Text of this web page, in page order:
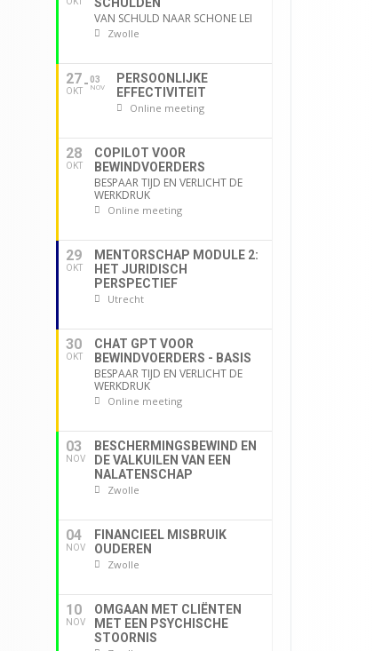
VAN SCHULD NAAR SCHONE LEI
Zwolle
27
OKT
03
NOV
PERSOONLIJKE
EFFECTIVITEIT
Online meeting
28
OKT
COPILOT VOOR
BEWINDVOERDERS
BESPAAR TIJD EN VERLICHT DE
WERKDRUK
Online meeting
29
OKT
MENTORSCHAP MODULE 2:
HET JURIDISCH
PERSPECTIEF
Utrecht
30
OKT
CHAT GPT VOOR
BEWINDVOERDERS - BASIS
BESPAAR TIJD EN VERLICHT DE
WERKDRUK
Online meeting
03
NOV
BESCHERMINGSBEWIND EN
DE VALKUILEN VAN EEN
NALATENSCHAP
Zwolle
04
NOV
FINANCIEEL MISBRUIK
OUDEREN
Zwolle
10
NOV
OMGAAN MET CLIËNTEN
MET EEN PSYCHISCHE
STOORNIS